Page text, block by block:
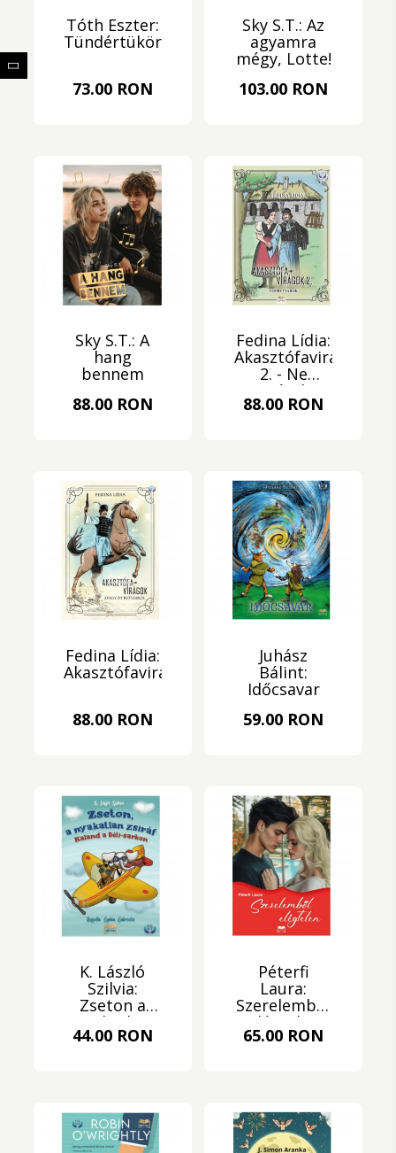
Tóth Eszter:
Tündértükör
73.00 RON
Sky S.T.: Az
agyamra
mégy, Lotte!
103.00 RON
Sky S.T.: A
hang
bennem
88.00 RON
Fedina Lídia:
Akasztófavirágok
2. - Ne
tegyétek ti
leányok
88.00 RON
Fedina Lídia:
Akasztófavirágok
88.00 RON
Juhász
Bálint:
Időcsavar
59.00 RON
K. László
Szilvia:
Zseton a
nyakatlan
zsiráf -
44.00 RON
Péterfi
Laura:
Szerelemből
elégtelen
65.00 RON